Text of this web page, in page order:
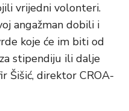
vrijedni volonteri.
angažman dobili i
koje će im biti od
stipendiju ili dalje
Šišić, direktor CROA-